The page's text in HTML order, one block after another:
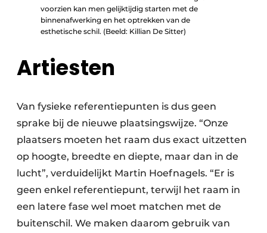
voorzien kan men gelijktijdig starten met de
binnenafwerking en het optrekken van de
esthetische schil. (Beeld: Killian De Sitter)
Artiesten
Van fysieke referentiepunten is dus geen
sprake bij de nieuwe plaatsingswijze. “Onze
plaatsers moeten het raam dus exact uitzetten
op hoogte, breedte en diepte, maar dan in de
lucht”, verduidelijkt Martin Hoefnagels. “Er is
geen enkel referentiepunt, terwijl het raam in
een latere fase wel moet matchen met de
buitenschil. We maken daarom gebruik van